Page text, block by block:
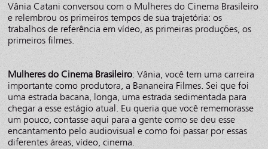
Vânia Catani conversou com o Mulheres do Cinema Brasileiro
e relembrou os primeiros tempos de sua trajetória: os
trabalhos de referência em vídeo, as primeiras produções, os
primeiros filmes.
Mulheres do Cinema Brasileiro: Vânia, você tem uma carreira
importante como produtora, a Bananeira Filmes. Sei que foi
uma estrada bacana, longa, uma estrada sedimentada para
chegar a esse estágio atual. Eu queria que você rememorasse
um pouco, contasse aqui para a gente como se deu esse
encantamento pelo audiovisual e como foi passar por essas
diferentes áreas, vídeo, cinema.